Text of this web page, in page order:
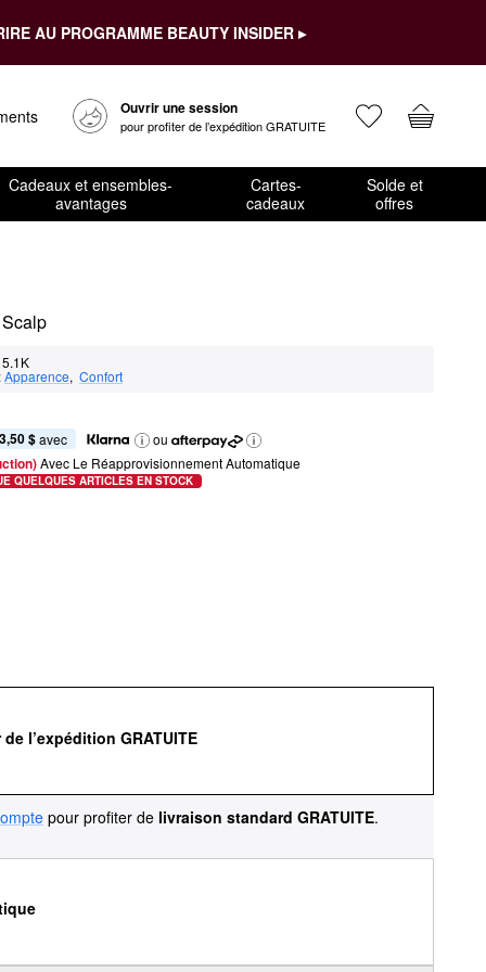
AU PROGRAMME BEAUTY INSIDER ▸
Ouvrir une session
pour profiter de l’expédition GRATUITE
Cadeaux et ensembles-
avantages
Cartes-
cadeaux
Solde et
offres
5.1K
Apparence, Confort
$ avec
ou
Avec Le Réapprovisionnement Automatique
QUELQUES ARTICLES EN STOCK
l’expédition GRATUITE
pour profiter de livraison standard GRATUITE.